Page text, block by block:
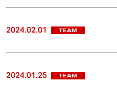
2024.02.01 TEAM
2024.01.25 TEAM